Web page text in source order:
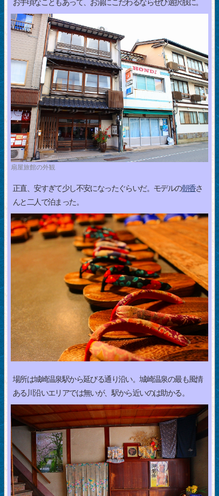
お手頃なこともあって、お湯にこだわるならぜひ選択肢に。
扇屋旅館の外観
正直、安すぎて少し不安になったぐらいだ。モデルの朝香さ
んと二人で泊まった。
場所は城崎温泉駅から延びる通り沿い。城崎温泉の最も風情
ある川沿いエリアでは無いが、駅から近いのは助かる。